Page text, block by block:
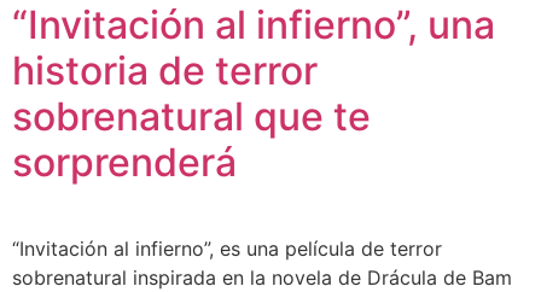
“Invitación al infierno”, una
historia de terror
sobrenatural que te
sorprenderá
“Invitación al infierno”, es una película de terror
sobrenatural inspirada en la novela de Drácula de Bam